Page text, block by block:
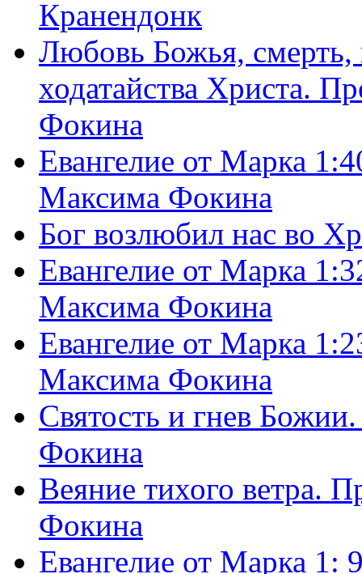
Кранендонк
Любовь Божья, смерть,
ходатайства Христа.
Фокина
Евангелие от Марка
Максима Фокина
Бог возлюбил нас во
Евангелие от Марка
Максима Фокина
Евангелие от Марка
Максима Фокина
Святость и гнев
Фокина
Веяние тихого ветра.
Фокина
Евангелие от Марка 1: